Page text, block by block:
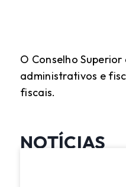
O Conselho
administrativos e
fiscais.
NOTÍCIAS